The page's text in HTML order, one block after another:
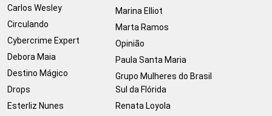
Carlos Wesley
Circulando
Cybercrime Expert
Debora Maia
Destino Mágico
Drops
Esterliz Nunes
Marina Elliot
Marta Ramos
Opinião
Paula Santa Maria
Grupo Mulheres do Brasil
Sul da Flórida
Renata Loyola